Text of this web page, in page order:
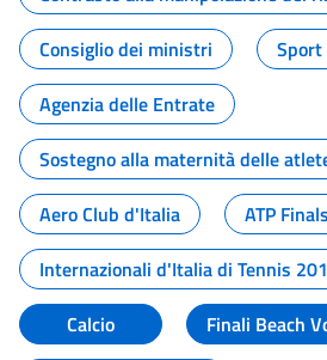
Consiglio dei ministri
Agenzia delle Entrate
Sostegno alla maternità delle
Aero Club d'Italia
ATP
Internazionali d'Italia di Tennis
Calcio
Finali Beach